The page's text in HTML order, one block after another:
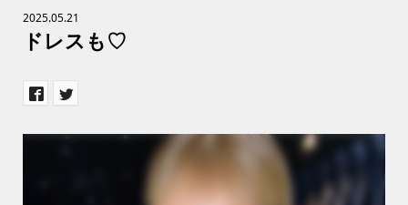
2025.05.21
ドレスも♡